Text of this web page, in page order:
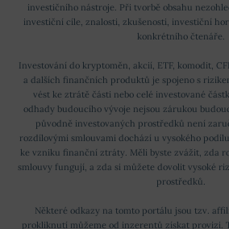
investičního nástroje. Při tvorbě obsahu
investiční cíle, znalosti, zkušenosti, investiční
konkrétního čtenáře.
Investování do kryptoměn, akcií, ETF, komodit,
a dalších finančních produktů je spojeno s
vést ke ztrátě části nebo celé investované
odhady budoucího vývoje nejsou zárukou
původně investovaných prostředků není
rozdílovými smlouvami dochází u vysokého
ke vzniku finanční ztráty. Měli byste zvážit, zda
smlouvy fungují, a zda si můžete dovolit vysoké
prostředků.
Některé odkazy na tomto portálu jsou tzv.
prokliknutí můžeme od inzerentů získat provizi.